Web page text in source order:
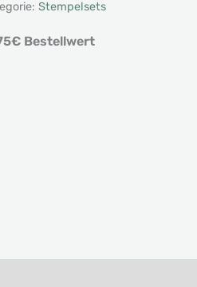
Stempelsets
Bestellwert